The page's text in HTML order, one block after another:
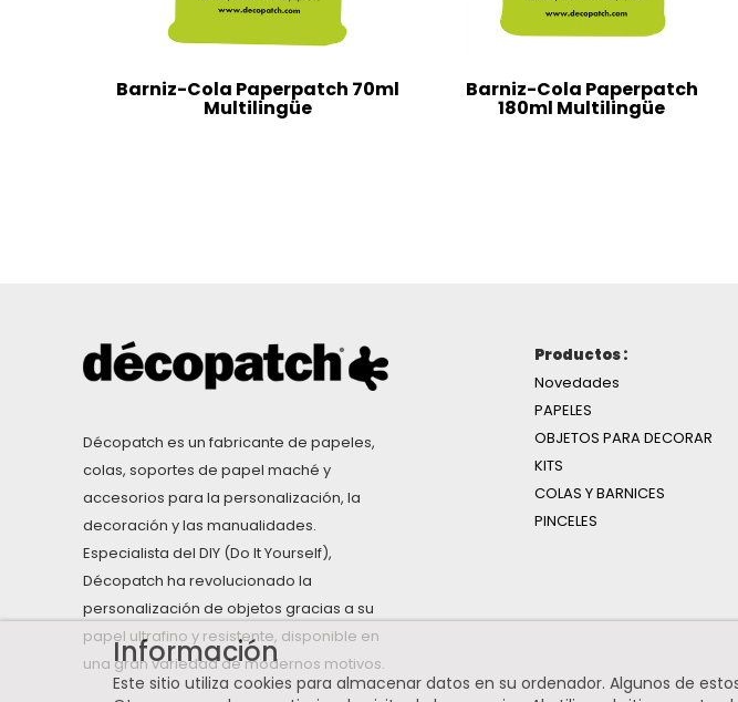
Barniz-Cola Paperpatch 70ml
Multilingüe
Barniz-Cola Paperpatch
180ml Multilingüe
Décopatch es un fabricante de papeles,
colas, soportes de papel maché y
accesorios para la personalización, la
decoración y las manualidades.
Especialista del DIY (Do It Yourself),
Décopatch ha revolucionado la
personalización de objetos gracias a su
papel ultrafino y resistente, disponible en
una gran variedad de modernos motivos.
Productos :
Novedades
PAPELES
OBJETOS PARA DECORAR
KITS
COLAS Y BARNICES
PINCELES
Información
Este sitio utiliza cookies para almacenar datos en su ordenador. Algunos de